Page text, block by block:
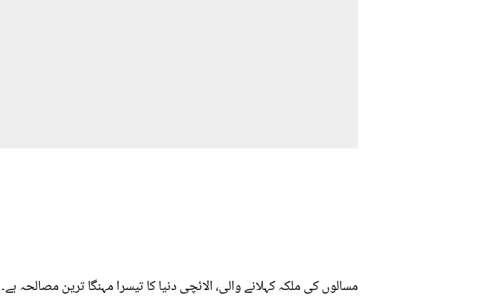
مسالوں کی ملکہ کہلانے والی، الائچی دنیا کا تیسرا مہنگا ترین مصالحہ